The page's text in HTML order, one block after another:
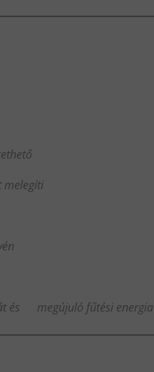
és megújuló fűtési energia